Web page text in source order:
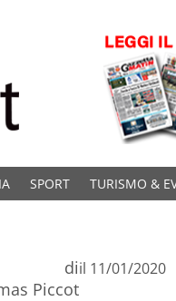
SPORT TURISMO &
di
Piccot
il 11/01/2020